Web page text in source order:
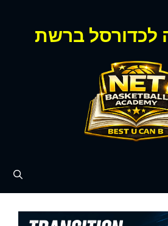
לכדורסל ברשת